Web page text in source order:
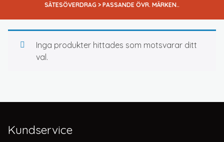
SÄTESÖVERDRAG > PASSANDE ÖVR. MÄRKEN..
Inga produkter hittades som motsvarar ditt
val.
Kundservice